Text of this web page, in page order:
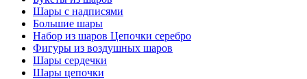
Шары с надписями
Большие шары
Набор из шаров Цепочки серебро
Фигуры из воздушных шаров
Шары сердечки
Шары цепочки